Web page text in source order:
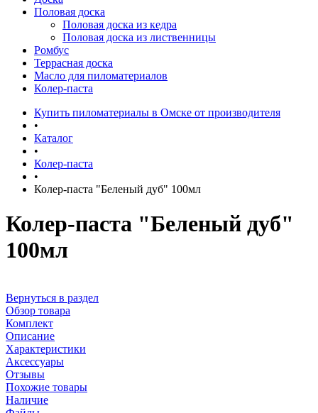
Половая доска
Половая доска из кедра
Половая доска из лиственницы
Ромбус
Террасная доска
Масло для пиломатериалов
Колер-паста
Купить пиломатериалы в Омске от производителя
•
Каталог
•
Колер-паста
•
Колер-паста "Беленый дуб" 100мл
Колер-паста "Беленый дуб"
100мл
Вернуться в раздел
Обзор товара
Комплект
Описание
Характеристики
Аксессуары
Отзывы
Похожие товары
Наличие